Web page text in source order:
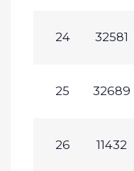
24 32581
25 32689
26 11432